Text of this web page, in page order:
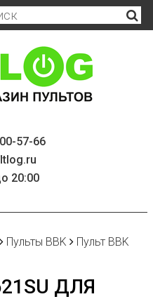
57-66
20:00
Пульты BBK
Пульт BBK
ДЛЯ